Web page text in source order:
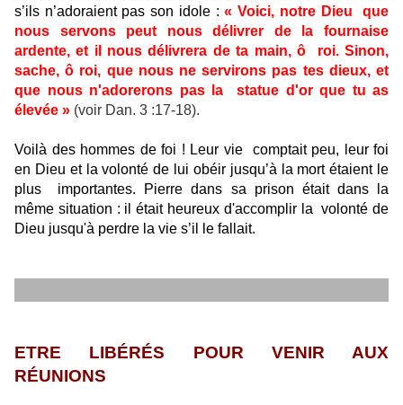
s’ils n’adoraient pas son idole : « Voici, notre Dieu
que
nous servons peut nous délivrer de la fournaise
ardente, et il nous délivrera de ta main, ô
roi. Sinon,
sache, ô roi, que nous ne servirons pas tes dieux, et
que nous n'adorerons pas la
statue d'or que tu as
élevée » (voir Dan. 3 :17-18).
Voilà des hommes de foi ! Leur vie
comptait peu, leur foi
en Dieu et la volonté de lui obéir jusqu’à la mort étaient le
plus
importantes. Pierre dans sa prison était dans la
même situation : il était heureux d'accomplir la
volonté de
Dieu jusqu'à perdre la vie s’il le fallait.
ETRE LIBÉRÉS POUR VENIR AUX
RÉUNIONS